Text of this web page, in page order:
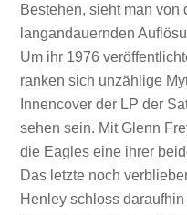
Bestehen, sieht man von
langandauernden
Um ihr 1976
ranken sich unzählige
Innencover der LP der
sehen sein. Mit Glenn
die Eagles eine ihrer
Das letzte noch
Henley schloss